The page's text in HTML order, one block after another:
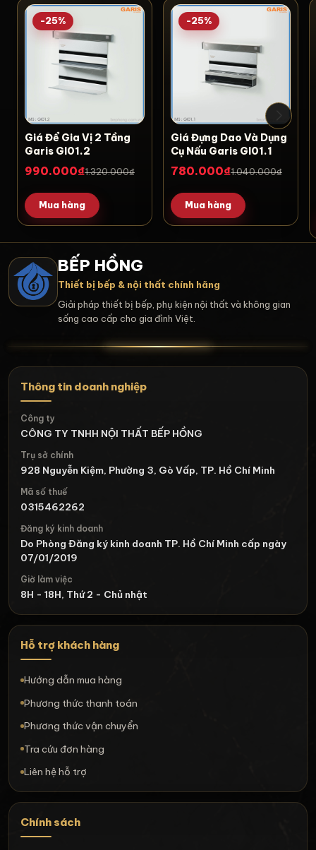
-25%
Giá Để Gia Vị 2 Tầng
Garis GI01.2
990.000₫1.320.000₫
Mua hàng
-25%
Giá Đựng Dao Và Dụng
Cụ Nấu Garis GI01.1
780.000₫1.040.000₫
Mua hàng
BẾP HỒNG
Thiết bị bếp & nội thất chính hãng
Giải pháp thiết bị bếp, phụ kiện nội thất và không gian
sống cao cấp cho gia đình Việt.
Thông tin doanh nghiệp
Công ty
CÔNG TY TNHH NỘI THẤT BẾP HỒNG
Trụ sở chính
928 Nguyễn Kiệm, Phường 3, Gò Vấp, TP. Hồ Chí Minh
Mã số thuế
0315462262
Đăng ký kinh doanh
Do Phòng Đăng ký kinh doanh TP. Hồ Chí Minh cấp ngày
07/01/2019
Giờ làm việc
8H - 18H, Thứ 2 - Chủ nhật
Hỗ trợ khách hàng
Hướng dẫn mua hàng
Phương thức thanh toán
Phương thức vận chuyển
Tra cứu đơn hàng
Liên hệ hỗ trợ
Chính sách